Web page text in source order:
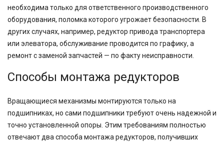
необходима только для ответственного производственного
оборудования, поломка которого угрожает безопасности. В
других случаях, например, редуктор привода транспортера
или элеватора, обслуживание проводится по графику, а
ремонт с заменой запчастей — по факту неисправности.
Способы монтажа редукторов
Вращающиеся механизмы монтируются только на
подшипниках, но сами подшипники требуют очень надежной и
точно установленной опоры. Этим требованиям полностью
отвечают два способа монтажа редукторов, получивших